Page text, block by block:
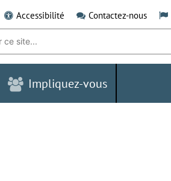
Accessibilité Contactez-nous
Impliquez-vous